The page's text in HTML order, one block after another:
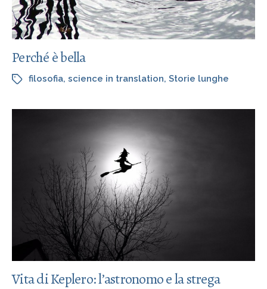
Perché è bella
filosofia, science in translation, Storie lunghe
Vita di Keplero: l’astronomo e la strega